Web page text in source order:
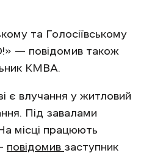
та Голосіївському
— повідомив також
КМВА.
є влучання у житловий
Під завалами
місці працюють
повідомив заступник